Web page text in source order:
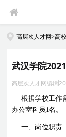
高层次人才网>高
武汉学院
高层次人才网编辑
根据学校工作
办公室科员1名。
一、岗位职责